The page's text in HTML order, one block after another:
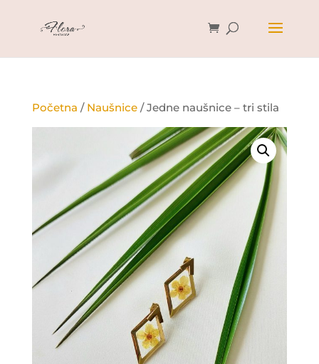
Početna / Naušnice/ Jedne naušnice – tri stila